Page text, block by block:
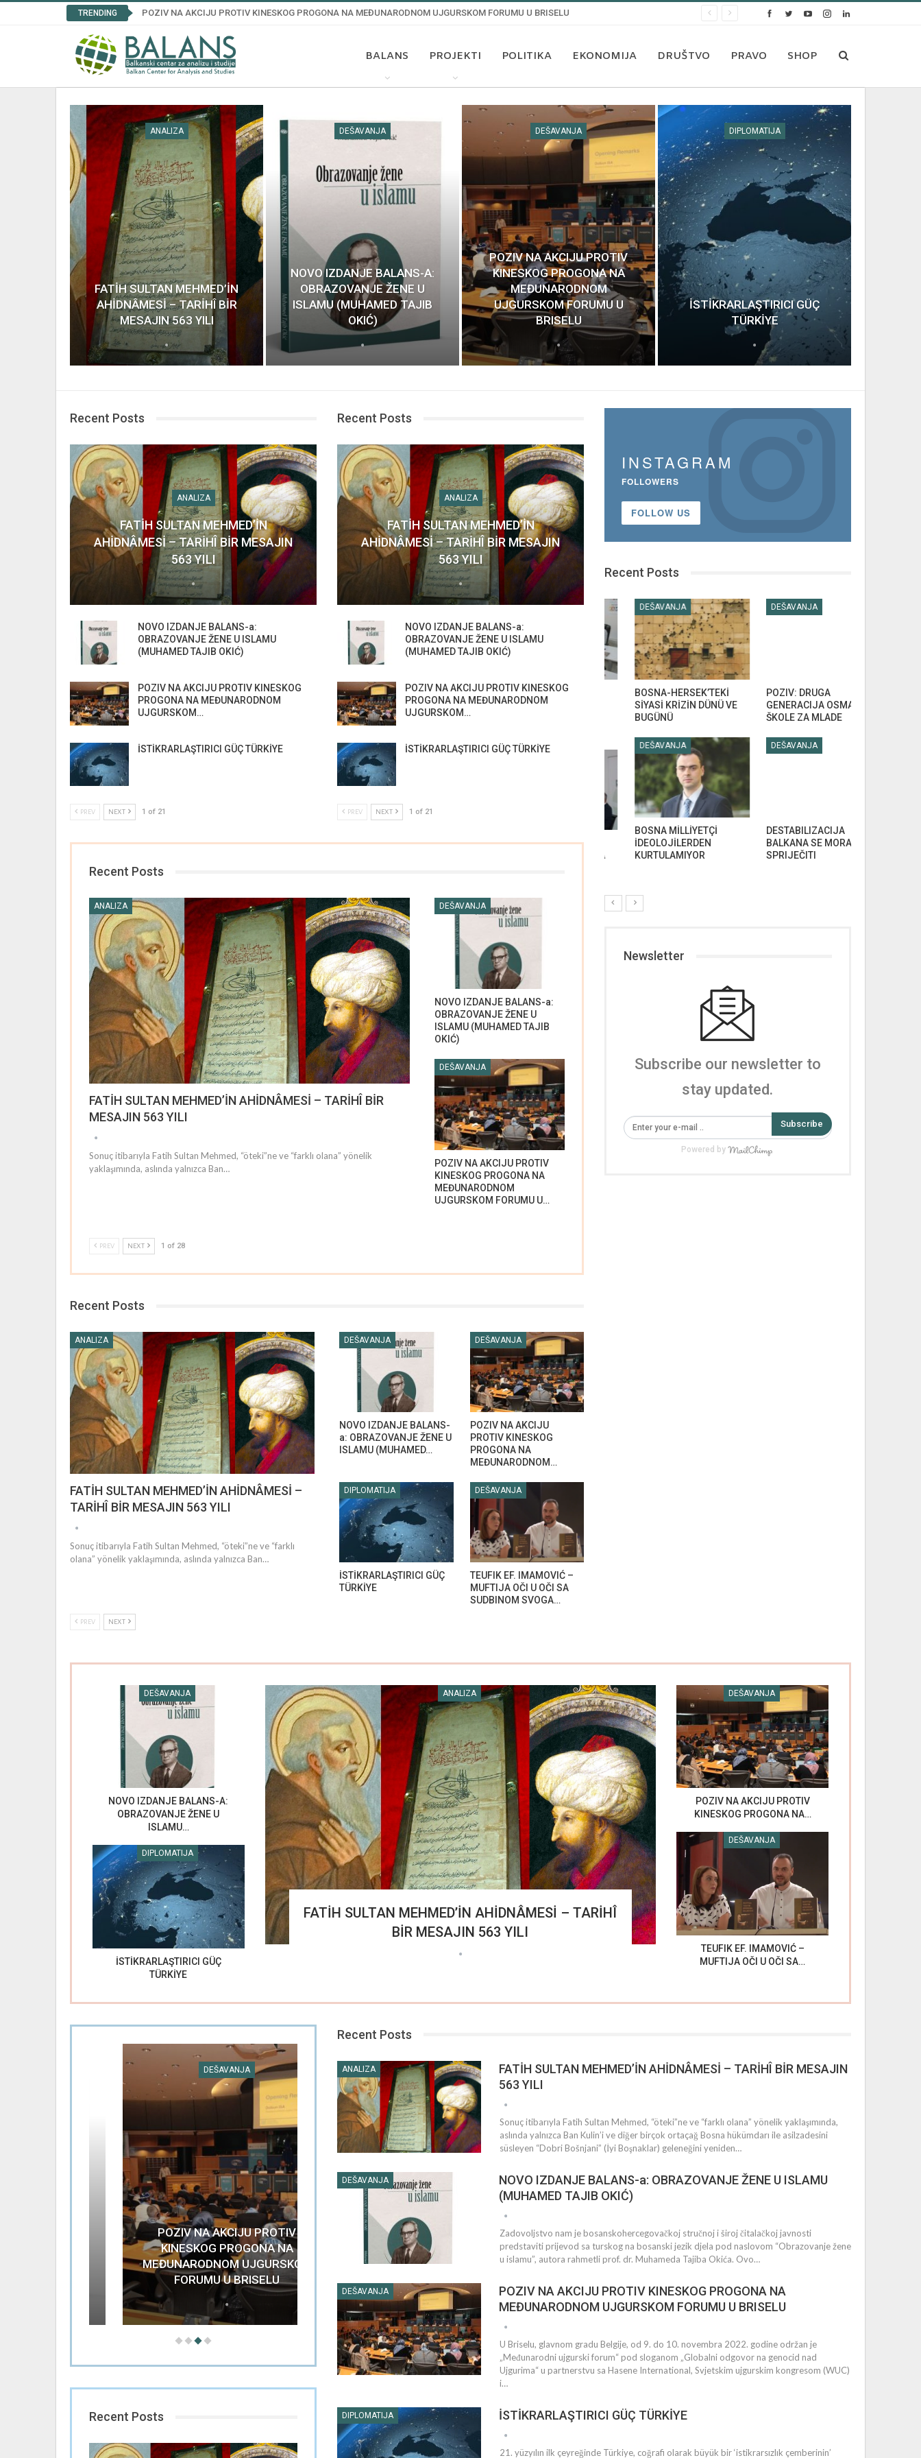
TRENDING POZIV NA AKCIJU PROTIV KINESKOG PROGONA NA MEĐUNARODNOM UJGURSKOM FORUMU U BRISELU
BALANS PROJEKTI POLITIKA EKONOMIJA DRUŠTVO PRAVO SHOP
ANALIZA
FATİH SULTAN MEHMED’İN
AHİDNÂMESİ – TARİHÎ BİR
MESAJIN 563 YILI
DEŠAVANJA
NOVO IZDANJE BALANS-A:
OBRAZOVANJE ŽENE U
ISLAMU (MUHAMED TAJIB
OKIĆ)
DEŠAVANJA
POZIV NA AKCIJU PROTIV
KINESKOG PROGONA NA
MEĐUNARODNOM
UJGURSKOM FORUMU U
BRISELU
DIPLOMATIJA
İSTİKRARLAŞTIRICI GÜÇ
TÜRKİYE
Recent Posts
ANALIZA
FATİH SULTAN MEHMED’İN
AHİDNÂMESİ – TARİHÎ BİR MESAJIN
563 YILI
NOVO IZDANJE BALANS-a:
OBRAZOVANJE ŽENE U ISLAMU
(MUHAMED TAJIB OKIĆ)
POZIV NA AKCIJU PROTIV KINESKOG
PROGONA NA MEĐUNARODNOM
UJGURSKOM…
İSTİKRARLAŞTIRICI GÜÇ TÜRKİYE
PREV NEXT 1 of 21
Recent Posts
ANALIZA
FATİH SULTAN MEHMED’İN
AHİDNÂMESİ – TARİHÎ BİR MESAJIN
563 YILI
NOVO IZDANJE BALANS-a:
OBRAZOVANJE ŽENE U ISLAMU
(MUHAMED TAJIB OKIĆ)
POZIV NA AKCIJU PROTIV KINESKOG
PROGONA NA MEĐUNARODNOM
UJGURSKOM…
İSTİKRARLAŞTIRICI GÜÇ TÜRKİYE
PREV NEXT 1 of 21
Recent Posts
ANALIZA
FATİH SULTAN MEHMED’İN AHİDNÂMESİ – TARİHÎ BİR
MESAJIN 563 YILI
Sonuç itibarıyla Fatih Sultan Mehmed, “öteki”ne ve “farklı olana” yönelik
yaklaşımında, aslında yalnızca Ban…
DEŠAVANJA
NOVO IZDANJE BALANS-a:
OBRAZOVANJE ŽENE U
ISLAMU (MUHAMED TAJIB
OKIĆ)
DEŠAVANJA
POZIV NA AKCIJU PROTIV
KINESKOG PROGONA NA
MEĐUNARODNOM
UJGURSKOM FORUMU U…
PREV NEXT 1 of 28
Recent Posts
ANALIZA
FATİH SULTAN MEHMED’İN AHİDNÂMESİ –
TARİHÎ BİR MESAJIN 563 YILI
Sonuç itibarıyla Fatih Sultan Mehmed, “öteki”ne ve “farklı
olana” yönelik yaklaşımında, aslında yalnızca Ban…
DEŠAVANJA
NOVO IZDANJE BALANS-
a: OBRAZOVANJE ŽENE U
ISLAMU (MUHAMED…
DEŠAVANJA
POZIV NA AKCIJU
PROTIV KINESKOG
PROGONA NA
MEĐUNARODNOM…
DIPLOMATIJA
İSTİKRARLAŞTIRICI GÜÇ
TÜRKİYE
DEŠAVANJA
TEUFIK EF. IMAMOVIĆ –
MUFTIJA OČI U OČI SA
SUDBINOM SVOGA…
PREV NEXT
INSTAGRAM
FOLLOWERS
FOLLOW US
Recent Posts
ANALIZA
FATİH SULTAN MEHMED’İN
AHİDNÂMESİ – TARİHÎ BİR
MESAJIN 563…
DEŠAVANJA
NOVO IZDANJE BALANS-
a: OBRAZOVANJE ŽENE U
DEŠAVANJA
KINESKOG PROGONA NA
DIPLOMATIJA
TÜRKİYE
DEŠAVANJA
TEUFIK EF. IMAMOVIĆ –
MUFTIJA OČI U OČI SA
SUDBINOM SVOGA…
ANALIZA
UDRUŽENJE BALANS
GENERATOR IDEJA I
DRUŠTVO
INTERNATIONAL
DEŠAVANJA
U SARAJEVU POČELA
DEŠAVANJA
BOSNA-HERSEK’TEKİ
SİYASİ KRİZİN DÜNÜ VE
BUGÜNÜ
DEŠAVANJA
POZIV: DRUGA
GENERACIJA OSMANSKE
ŠKOLE ZA MLADE
DEŠAVANJA
BOSNA MİLLİYETÇİ
İDEOLOJİLERDEN
KURTULAMIYOR
DEŠAVANJA
DESTABILIZACIJA
BALKANA SE MORA
SPRIJEČITI
Newsletter
Subscribe our newsletter to
stay updated.
Subscribe
Powered by
ANALIZA
FATİH SULTAN MEHMED’İN AHİDNÂMESİ – TARİHÎ
BİR MESAJIN 563 YILI
DEŠAVANJA
NOVO IZDANJE BALANS-A:
OBRAZOVANJE ŽENE U
ISLAMU…
DIPLOMATIJA
İSTİKRARLAŞTIRICI GÜÇ
TÜRKİYE
DEŠAVANJA
POZIV NA AKCIJU PROTIV
KINESKOG PROGONA NA…
DEŠAVANJA
TEUFIK EF. IMAMOVIĆ –
MUFTIJA OČI U OČI SA…
DEŠAVANJA
POZIV NA AKCIJU PROTIV
KINESKOG PROGONA NA
MEĐUNARODNOM UJGURSKOM
FORUMU U BRISELU
DIPLOMATIJA
İSTİKRARLAŞTIRICI GÜÇ TÜRKİYE
ANALIZA
FATİH SULTAN MEHMED’İN
AHİDNÂMESİ – TARİHÎ BİR
Recent Posts
Recent Posts
ANALIZA
FATİH SULTAN MEHMED’İN AHİDNÂMESİ – TARİHÎ BİR MESAJIN
563 YILI
Sonuç itibarıyla Fatih Sultan Mehmed, “öteki”ne ve “farklı olana” yönelik yaklaşımında,
aslında yalnızca Ban Kulin’i ve diğer birçok ortaçağ Bosna hükümdarı ile asilzadesini
süsleyen “Dobri Bošnjani” (İyi Boşnaklar) geleneğini yeniden…
DEŠAVANJA
NOVO IZDANJE BALANS-a: OBRAZOVANJE ŽENE U ISLAMU
(MUHAMED TAJIB OKIĆ)
Zadovoljstvo nam je bosanskohercegovačkoj stručnoj i široj čitalačkoj javnosti
predstaviti prijevod sa turskog na bosanski jezik djela pod naslovom “Obrazovanje žene
u islamu”, autora rahmetli prof. dr. Muhameda Tajiba Okića. Ovo…
DEŠAVANJA
POZIV NA AKCIJU PROTIV KINESKOG PROGONA NA
MEĐUNARODNOM UJGURSKOM FORUMU U BRISELU
U Briselu, glavnom gradu Belgije, od 9. do 10. novembra 2022. godine održan je
„Međunarodni ujgurski forum“ pod sloganom „Globalni odgovor na genocid nad
Ujgurima“ u partnerstvu sa Hasene International, Svjetskim ujgurskim kongresom (WUC)
i…
DIPLOMATIJA İSTİKRARLAŞTIRICI GÜÇ TÜRKİYE
21. yüzyılın ilk çeyreğinde Türkiye, coğrafi olarak büyük bir ‘istikrarsızlık çemberinin’